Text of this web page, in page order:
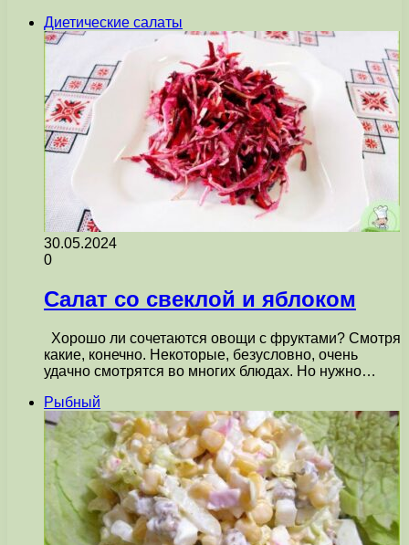
Диетические салаты
30.05.2024
0
Салат со свеклой и яблоком
Хорошо ли сочетаются овощи с фруктами? Смотря
какие, конечно. Некоторые, безусловно, очень
удачно смотрятся во многих блюдах. Но нужно…
Рыбный